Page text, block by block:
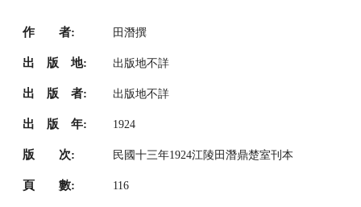
作 者: 田潛撰
出 版 地: 出版地不詳
出 版 者: 出版地不詳
出 版 年: 1924
版 次: 民國十三年1924江陵田潛鼎楚室刊本
頁 數: 116